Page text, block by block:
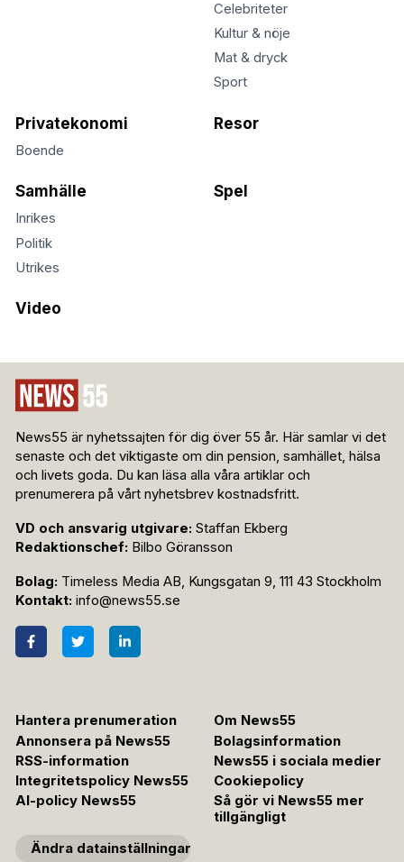
Celebriteter
Kultur & nöje
Mat & dryck
Sport
Privatekonomi
Boende
Resor
Samhälle
Inrikes
Politik
Utrikes
Spel
Video
News55 är nyhetssajten för dig över 55 år. Här samlar vi det
senaste och det viktigaste om din pension, samhället, hälsa
och livets goda. Du kan läsa alla våra artiklar och
prenumerera på vårt nyhetsbrev kostnadsfritt.
VD och ansvarig utgivare: Staffan Ekberg
Redaktionschef: Bilbo Göransson
Bolag: Timeless Media AB, Kungsgatan 9, 111 43 Stockholm
Kontakt: info@news55.se
Hantera prenumeration
Om News55
Annonsera på News55
Bolagsinformation
RSS-information
News55 i sociala medier
Integritetspolicy News55
Cookiepolicy
AI-policy News55
Så gör vi News55 mer
tillgängligt
Ändra datainställningar